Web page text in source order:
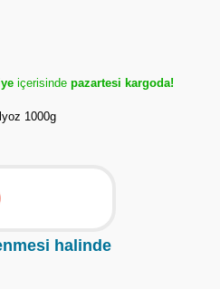
içerisinde pazartesi kargoda!
1000g
halinde